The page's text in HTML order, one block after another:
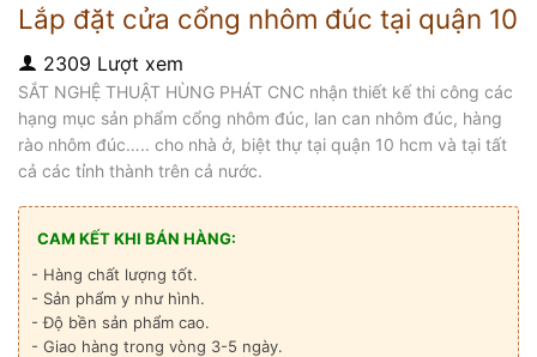
Lắp đặt cửa cổng nhôm đúc tại quận 10
2309 Lượt xem
SẮT NGHỆ THUẬT HÙNG PHÁT CNC nhận thiết kế thi công các
hạng mục sản phẩm cổng nhôm đúc, lan can nhôm đúc, hàng
rào nhôm đúc….. cho nhà ở, biệt thự tại quận 10 hcm và tại tất
cả các tỉnh thành trên cả nước.
CAM KẾT KHI BÁN HÀNG:
- Hàng chất lượng tốt.
- Sản phẩm y như hình.
- Độ bền sản phẩm cao.
- Giao hàng trong vòng 3-5 ngày.